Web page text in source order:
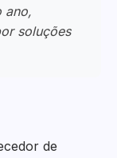
ano,
soluções
de